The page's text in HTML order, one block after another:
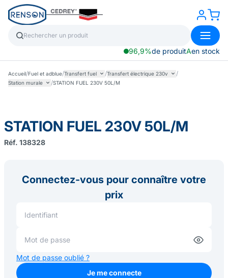
96,9%de produitAen stock
Accueil/Fuel et adblue/Transfert fuel /Transfert électrique 230v /
Station murale /STATION FUEL 230V 50L/M
STATION FUEL 230V 50L/M
Réf. 138328
Connectez-vous pour connaître votre
prix
Mot de passe oublié ?
Je me connecte